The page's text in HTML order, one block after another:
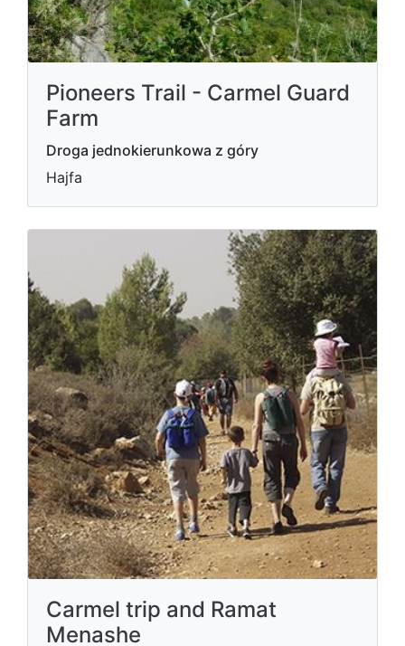
Pioneers Trail - Carmel Guard
Farm
Droga jednokierunkowa z góry
Hajfa
Carmel trip and Ramat
Menashe